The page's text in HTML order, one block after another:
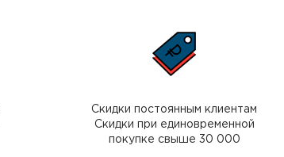
Скидки постоянным клиентам
Скидки при единовременной
покупке свыше 30 000